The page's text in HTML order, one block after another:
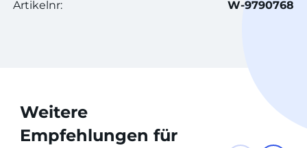
Artikelnr: W-9790768
Weitere
Empfehlungen für